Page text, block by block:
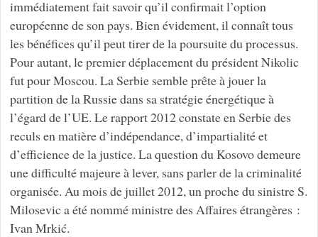
immédiatement fait savoir qu’il confirmait l’option
européenne de son pays. Bien évidement, il connaît tous
les bénéfices qu’il peut tirer de la poursuite du processus.
Pour autant, le premier déplacement du président Nikolic
fut pour Moscou. La Serbie semble prête à jouer la
partition de la Russie dans sa stratégie énergétique à
l’égard de l’UE. Le rapport 2012 constate en Serbie des
reculs en matière d’indépendance, d’impartialité et
d’efficience de la justice. La question du Kosovo demeure
une difficulté majeure à lever, sans parler de la criminalité
organisée. Au mois de juillet 2012, un proche du sinistre S.
Milosevic a été nommé ministre des Affaires étrangères :
Ivan Mrkić.